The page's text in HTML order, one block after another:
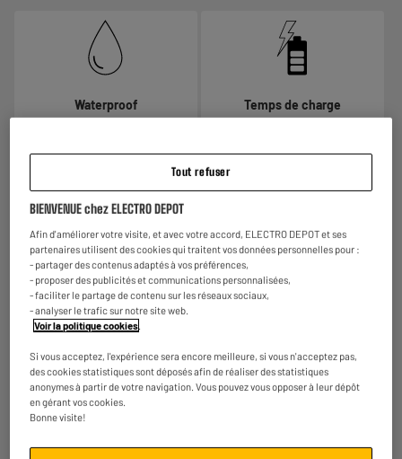
Waterproof
afin d’avoir une meilleure glisse sur
la peau et ainsi réduire les frictions.
Temps de charge
Autonomie
Tout refuser
BIENVENUE chez ELECTRO DEPOT
Afin d'améliorer votre visite, et avec votre accord, ELECTRO DEPOT et ses
partenaires utilisent des cookies qui traitent vos données personnelles pour :
- partager des contenus adaptés à vos préférences,
- proposer des publicités et communications personnalisées,
- faciliter le partage de contenu sur les réseaux sociaux,
- analyser le trafic sur notre site web.
Voir la politique cookies.
Si vous acceptez, l'expérience sera encore meilleure, si vous n'acceptez pas,
des cookies statistiques sont déposés afin de réaliser des statistiques
anonymes à partir de votre navigation. Vous pouvez vous opposer à leur dépôt
en gérant vos cookies.
Bonne visite!